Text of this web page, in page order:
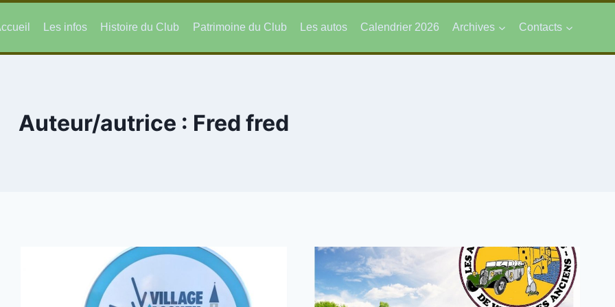
Les infos Histoire du Club Patrimoine du Club Les autos Calendrier 2026 Archives Contacts
Auteur/autrice : Fred fred